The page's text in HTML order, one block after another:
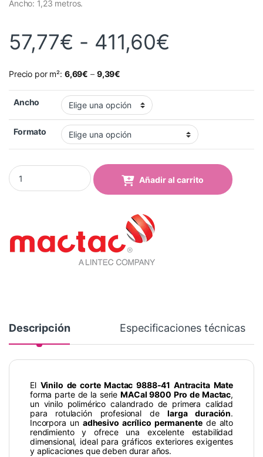
Ancho: 1,23 metros.
57,77€ - 411,60€
Precio por m²: 6,69€ – 9,39€
Ancho
Formato
Vinilo Mactac 9888-41 Anthracite Mate quantity
Añadir al carrito
Descripción Especificaciones técnicas
El Vinilo de corte Mactac 9888-41 Antracita Mate
forma parte de la serieMACal 9800 Pro de Mactac,
un vinilo polimérico calandrado de primera calidad
para rotulación profesional delarga duración.
Incorpora un adhesivo acrílico permanentede alto
rendimiento y ofrece una excelente estabilidad
dimensional, ideal para gráficos exteriores exigentes
y aplicaciones que deben durar años.